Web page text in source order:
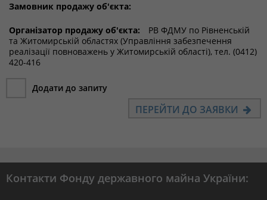
Замовник продажу об'єкта:
Організатор продажу об'єкта:
РВ ФДМУ по Рівненській
та Житомирській областях (Управління забезпечення
реалізації повноважень у Житомирській області), тел. (0412)
420-416
Додати до запиту
ПЕРЕЙТИ ДО ЗАЯВКИ
Контакти Фонду державного майна України: